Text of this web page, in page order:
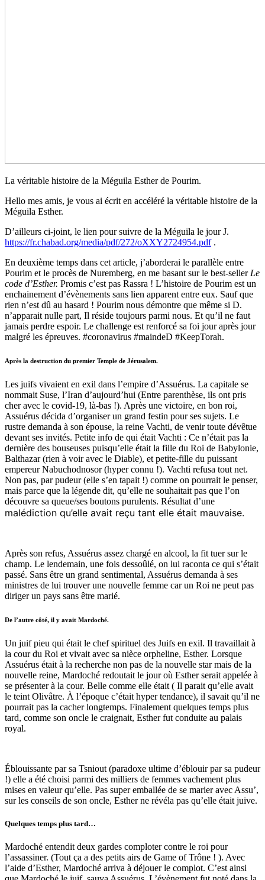
La véritable histoire de la Méguila Esther de Pourim.
Hello mes amis, je vous ai écrit en accéléré la véritable histoire de la
Méguila Esther.
D’ailleurs ci-joint, le lien pour suivre de la Méguila le jour J.
https://fr.chabad.org/media/pdf/272/oXXY2724954.pdf.
En deuxième temps dans cet article, j’aborderai le parallèle entre
Pourim et le procès de Nuremberg, en me basant sur le best-seller Le
code d’Esther. Promis c’est pas Rassra ! L’histoire de Pourim est un
enchainement d’évènements sans lien apparent entre eux. Sauf que
rien n’est dû au hasard ! Pourim nous démontre que même si D.
n’apparait nulle part, Il réside toujours parmi nous. Et qu’il ne faut
jamais perdre espoir. Le challenge est renforcé sa foi jour après jour
malgré les épreuves. #coronavirus #maindeD #KeepTorah.
Après la destruction du premier Temple de Jérusalem.
Les juifs vivaient en exil dans l’empire d’Assuérus. La capitale se
nommait Suse, l’Iran d’aujourd’hui (Entre parenthèse, ils ont pris
cher avec le covid-19, là-bas !). Après une victoire, en bon roi,
Assuérus décida d’organiser un grand festin pour ses sujets. Le
rustre demanda à son épouse, la reine Vachti, de venir toute dévêtue
devant ses invités. Petite info de qui était Vachti : Ce n’était pas la
dernière des bouseuses puisqu’elle était la fille du Roi de Babylonie,
Balthazar (rien à voir avec le Diable), et petite-fille du puissant
empereur Nabuchodnosor (hyper connu !). Vachti refusa tout net.
Non pas, par pudeur (elle s’en tapait !) comme on pourrait le penser,
mais parce que la légende dit, qu’elle ne souhaitait pas que l’on
découvre sa queue/ses boutons purulents. Résultat d’une
malédiction qu’elle avait reçu tant elle était mauvaise.
Après son refus, Assuérus assez chargé en alcool, la fit tuer sur le
champ. Le lendemain, une fois dessoûlé, on lui raconta ce qui s’était
passé. Sans être un grand sentimental, Assuérus demanda à ses
ministres de lui trouver une nouvelle femme car un Roi ne peut pas
diriger un pays sans être marié.
De l’autre côté, il y avait Mardoché.
Un juif pieu qui était le chef spirituel des Juifs en exil. Il travaillait à
la cour du Roi et vivait avec sa nièce orpheline, Esther. Lorsque
Assuérus était à la recherche non pas de la nouvelle star mais de la
nouvelle reine, Mardoché redoutait le jour où Esther serait appelée à
se présenter à la cour. Belle comme elle était ( Il parait qu’elle avait
le teint Olivâtre. À l’époque c’était hyper tendance), il savait qu’il ne
pourrait pas la cacher longtemps. Finalement quelques temps plus
tard, comme son oncle le craignait, Esther fut conduite au palais
royal.
Éblouissante par sa Tsniout (paradoxe ultime d’éblouir par sa pudeur
!) elle a été choisi parmi des milliers de femmes vachement plus
mises en valeur qu’elle. Pas super emballée de se marier avec Assu’,
sur les conseils de son oncle, Esther ne révéla pas qu’elle était juive.
Quelques temps plus tard…
Mardoché entendit deux gardes comploter contre le roi pour
l’assassiner. (Tout ça a des petits airs de Game of Trône ! ). Avec
l’aide d’Esther, Mardoché arriva à déjouer le complot. C’est ainsi